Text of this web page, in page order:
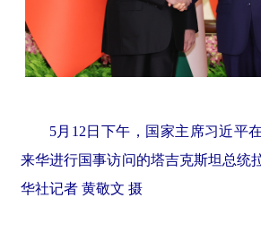
5月12日下午，国家主席习近平
来华进行国事访问的塔吉克斯坦总统
华社记者 黄敬文 摄